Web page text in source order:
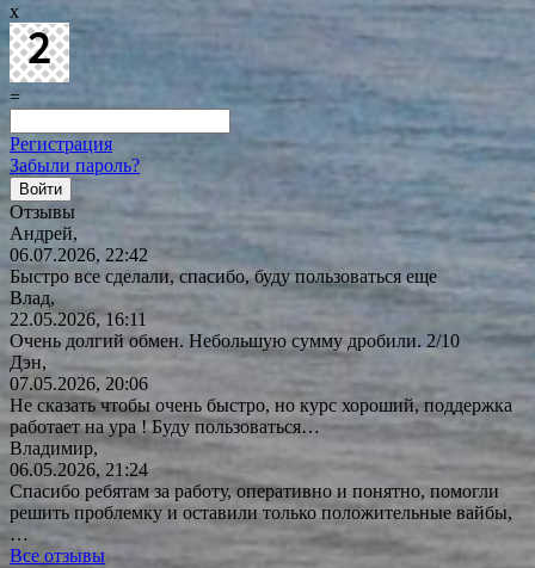
x
=
Регистрация
Забыли пароль?
Отзывы
Андрей,
06.07.2026, 22:42
Быстро все сделали, спасибо, буду пользоваться еще
Влад,
22.05.2026, 16:11
Очень долгий обмен. Небольшую сумму дробили. 2/10
Дэн,
07.05.2026, 20:06
Не сказать чтобы очень быстро, но курс хороший, поддержка
работает на ура ! Будупользоваться…
Владимир,
06.05.2026, 21:24
Спасибо ребятам за работу, оперативно и понятно, помогли
решить проблемку и оставили только положительные вайбы,
…
Все отзывы